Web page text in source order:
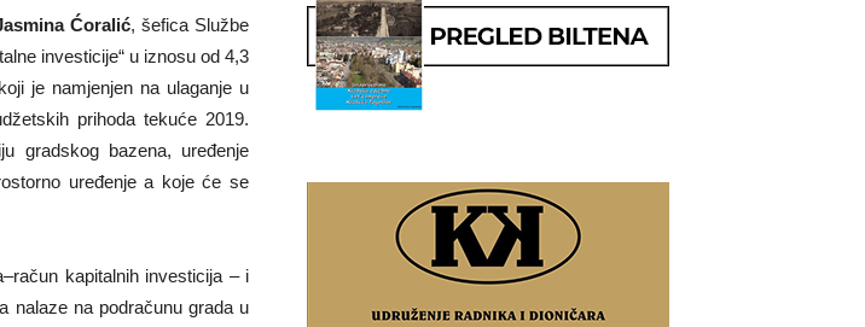
Ćoralić, šefica Službe
investicije“ u iznosu od 4,3
je namjenjen na ulaganje u
prihoda tekuće 2019.
gradskog bazena, uređenje
uređenje a koje će se
kapitalnih investicija – i
nalaze na podračunu grada u